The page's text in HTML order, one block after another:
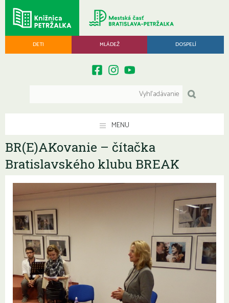
DETI MLÁDEŽ DOSPELÍ
MENU
BR(E)AKovanie – čítačka
Bratislavského klubu BREAK